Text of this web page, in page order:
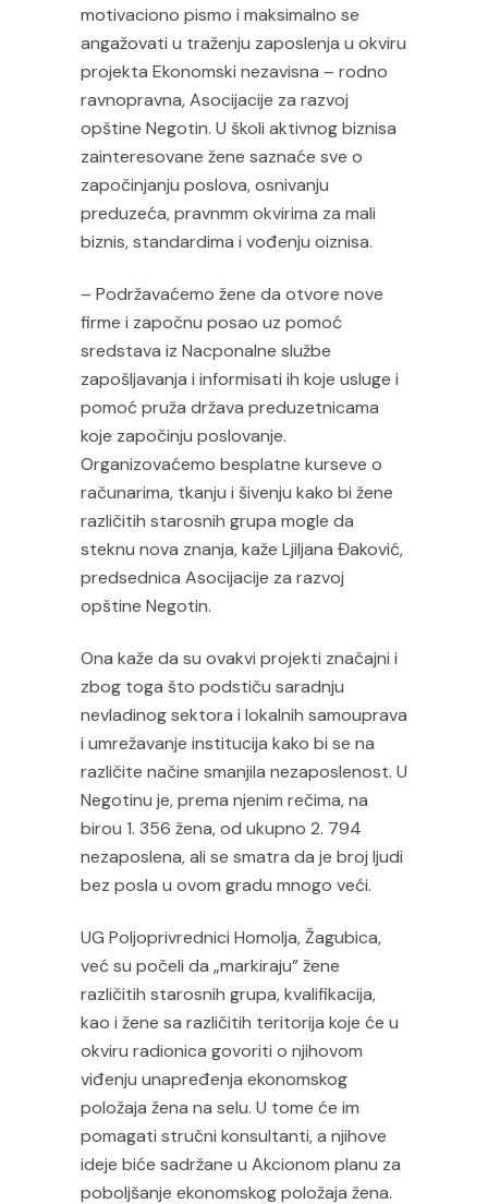
motivaciono pismo i maksimalno se
angažovati u traženju zaposlenja u okviru
projekta Ekonomski nezavisna – rodno
ravnopravna, Asocijacije za razvoj
opštine Negotin. U školi aktivnog biznisa
zainteresovane žene saznaće sve o
započinjanju poslova, osnivanju
preduzeća, pravnmm okvirima za mali
biznis, standardima i vođenju oiznisa.
– Podržavaćemo žene da otvore nove
firme i započnu posao uz pomoć
sredstava iz Nacponalne službe
zapošljavanja i informisati ih koje usluge i
pomoć pruža država preduzetnicama
koje započinju poslovanje.
Organizovaćemo besplatne kurseve o
računarima, tkanju i šivenju kako bi žene
različitih starosnih grupa mogle da
steknu nova znanja, kaže Ljiljana Đaković,
predsednica Asocijacije za razvoj
opštine Negotin.
Ona kaže da su ovakvi projekti značajni i
zbog toga što podstiču saradnju
nevladinog sektora i lokalnih samouprava
i umrežavanje institucija kako bi se na
različite načine smanjila nezaposlenost. U
Negotinu je, prema njenim rečima, na
birou 1. 356 žena, od ukupno 2. 794
nezaposlena, ali se smatra da je broj ljudi
bez posla u ovom gradu mnogo veći.
UG Poljoprivrednici Homolja, Žagubica,
već su počeli da „markiraju” žene
različitih starosnih grupa, kvalifikacija,
kao i žene sa različitih teritorija koje će u
okviru radionica govoriti o njihovom
viđenju unapređenja ekonomskog
položaja žena na selu. U tome će im
pomagati stručni konsultanti, a njihove
ideje biće sadržane u Akcionom planu za
poboljšanje ekonomskog položaja žena.